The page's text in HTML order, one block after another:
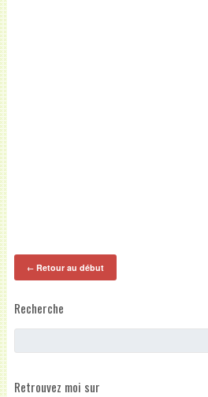
←Retour au début
Recherche
Retrouvez moi sur